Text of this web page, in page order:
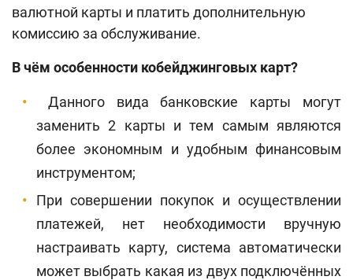
валютной карты и платить дополнительную
комиссию за обслуживание.
В чём особенности кобейджинговых карт?
Данного вида банковские карты могут
заменить 2 карты и тем самым являются
более экономным и удобным финансовым
инструментом;
При совершении покупок и осуществлении
платежей, нет необходимости вручную
настраивать карту, система автоматически
может выбрать какая из двух подключённых